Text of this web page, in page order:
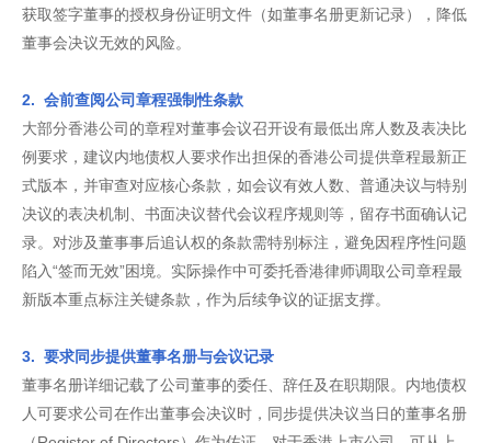
获取签字董事的授权身份证明文件（如董事名册更新记录），降低
董事会决议无效的风险。
2. 会前查阅公司章程强制性条款
大部分香港公司的章程对董事会议召开设有最低出席人数及表决比
例要求，建议内地债权人要求作出担保的香港公司提供章程最新正
式版本，并审查对应核心条款，如会议有效人数、普通决议与特别
决议的表决机制、书面决议替代会议程序规则等，留存书面确认记
录。对涉及董事事后追认权的条款需特别标注，避免因程序性问题
陷入“签而无效”困境。实际操作中可委托香港律师调取公司章程最
新版本重点标注关键条款，作为后续争议的证据支撑。
3. 要求同步提供董事名册与会议记录
董事名册详细记载了公司董事的委任、辞任及在职期限。内地债权
人可要求公司在作出董事会决议时，同步提供决议当日的董事名册